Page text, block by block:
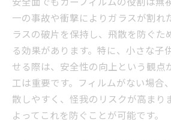
一の事故や衝撃によりガラスが割れ
ラスの破片を保持し、飛散を防ぐた
る効果があります。特に、小さな子
せる際は、安全性の向上という観点
工は重要です。フィルムがない場合
散しやすく、怪我のリスクが高まり
よってこれを防ぐことが可能です。